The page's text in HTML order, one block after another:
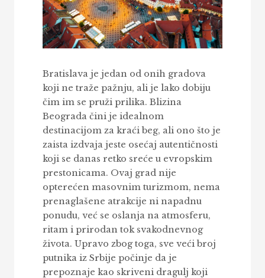
Bratislava je jedan od onih gradova
koji ne traže pažnju, ali je lako dobiju
čim im se pruži prilika. Blizina
Beograda čini je idealnom
destinacijom za kraći beg, ali ono što je
zaista izdvaja jeste osećaj autentičnosti
koji se danas retko sreće u evropskim
prestonicama. Ovaj grad nije
opterećen masovnim turizmom, nema
prenaglašene atrakcije ni napadnu
ponudu, već se oslanja na atmosferu,
ritam i prirodan tok svakodnevnog
života. Upravo zbog toga, sve veći broj
putnika iz Srbije počinje da je
prepoznaje kao skriveni dragulj koji